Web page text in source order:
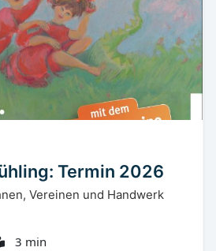
Termin 2026
Vereinen und Handwerk
3 min